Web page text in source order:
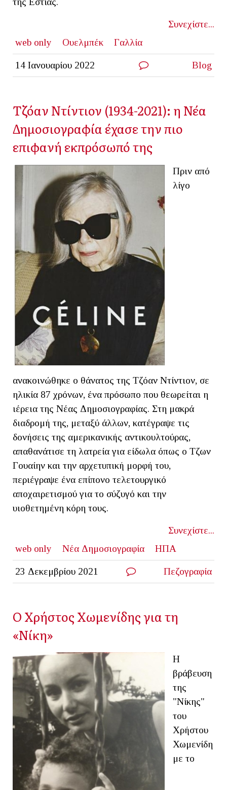
Συνεχίστε...
web only
Ουελμπέκ Γαλλία
14 Ιανουαρίου 2022 Blog
Τζόαν Ντίντιον (1934-2021): η Νέα
Δημοσιογραφία έχασε την πιο
επιφανή εκπρόσωπό της
Πριν από
λίγο
ανακοινώθηκε ο θάνατος της Τζόαν Ντίντιον, σε
ηλικία 87 χρόνων, ένα πρόσωπο που θεωρείται η
ιέρεια της Νέας Δημοσιογραφίας. Στη μακρά
διαδρομή της, μεταξύ άλλων, κατέγραψε τις
δονήσεις της αμερικανικής αντικουλτούρας,
απαθανάτισε τη λατρεία για είδωλα όπως ο Τζων
Γουαίην και την αρχετυπική μορφή του,
περιέγραψε ένα επίπονο τελετουργικό
αποχαιρετισμού για το σύζυγό και την
υιοθετημένη κόρη τους.
Συνεχίστε...
web only
Νέα Δημοσιογραφία ΗΠΑ
23 Δεκεμβρίου 2021 Πεζογραφία
Ο Χρήστος Χωμενίδης για τη
«Νίκη»
Η
βράβευση
της
"Νίκης"
του
Χρήστου
Χωμενίδη
με το